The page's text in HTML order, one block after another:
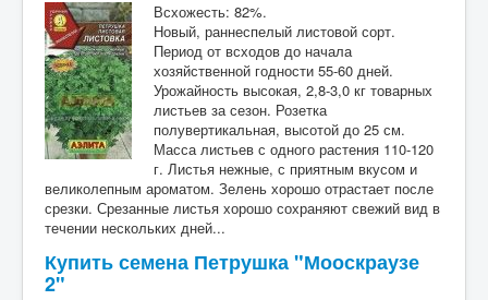
Всхожесть: 82%.
Новый, раннеспелый листовой сорт.
Период от всходов до начала
хозяйственной годности 55-60 дней.
Урожайность высокая, 2,8-3,0 кг товарных
листьев за сезон. Розетка
полувертикальная, высотой до 25 см.
Масса листьев с одного растения 110-120
г. Листья нежные, с приятным вкусом и
великолепным ароматом. Зелень хорошо отрастает после
срезки. Срезанные листья хорошо сохраняют свежий вид в
течении нескольких дней...
Купить семена Петрушка "Мооскраузе
2"